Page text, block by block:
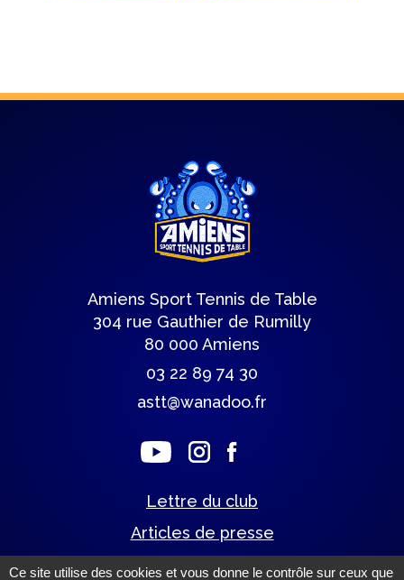
Amiens Sport Tennis de Table
304 rue Gauthier de Rumilly
80 000 Amiens
03 22 89 74 30
astt@wanadoo.fr
Lettre du club
Articles de presse
Ce site utilise des cookies et vous donne le contrôle sur ceux que